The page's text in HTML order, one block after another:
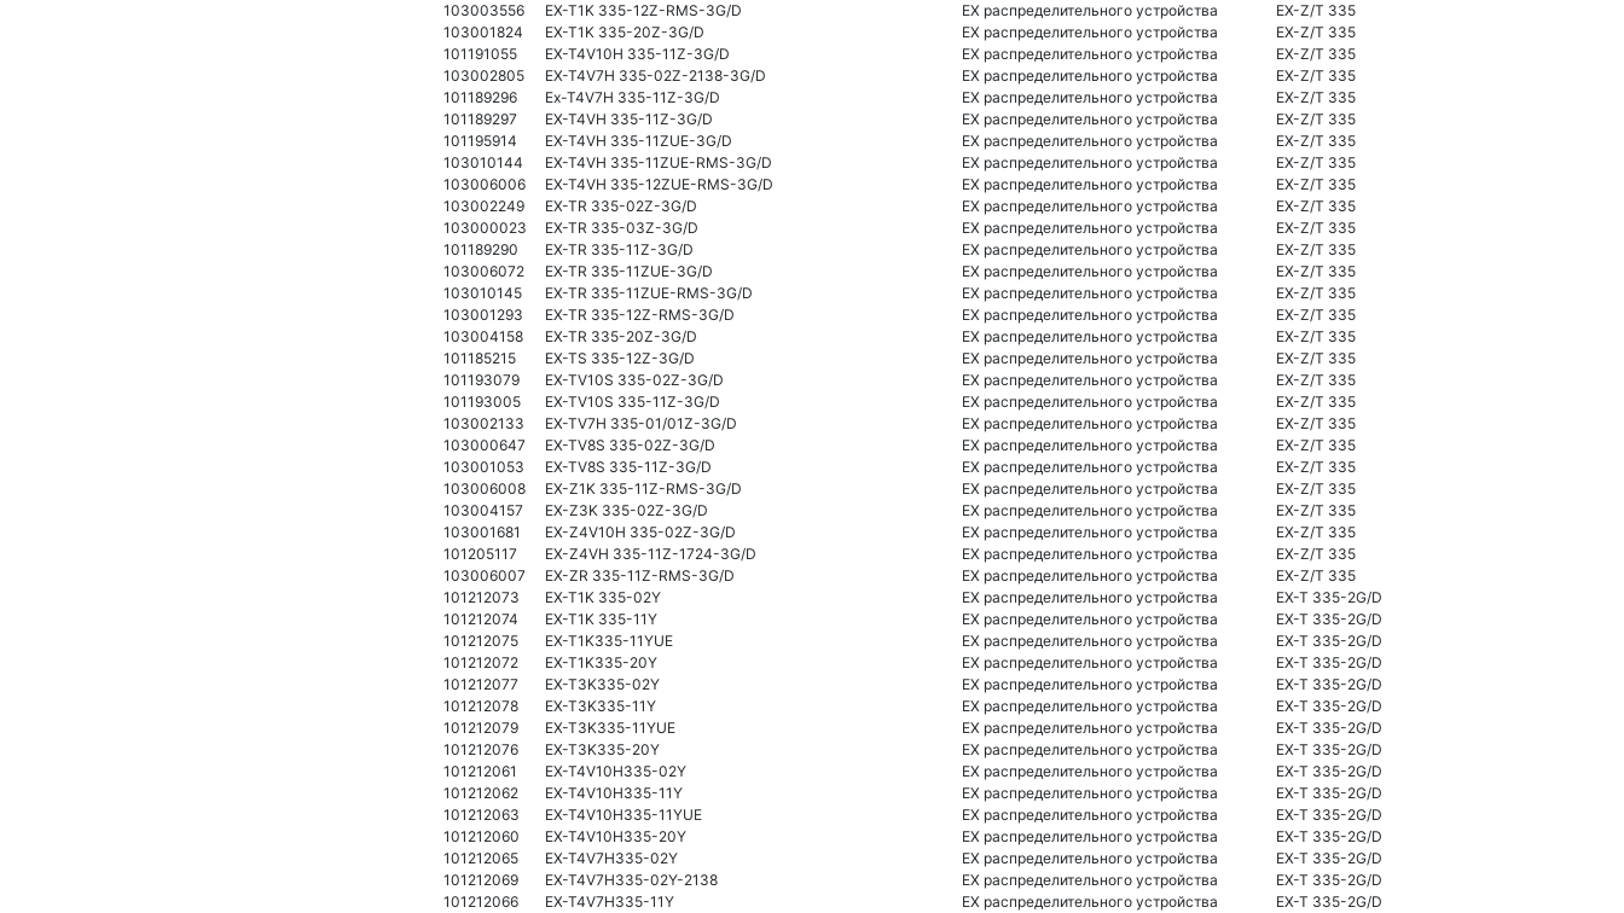
103003556
EX-T1K 335-12Z-RMS-3G/D EX распределительного устройства
EX-Z/T 335
103001824
EX-T1K 335-20Z-3G/D EX распределительного устройства
EX-Z/T 335
101191055
EX-T4V10H 335-11Z-3G/D EX распределительного устройства
EX-Z/T 335
103002805
EX-T4V7H 335-02Z-2138-3G/D EX распределительного устройства
EX-Z/T 335
101189296
Ex-T4V7H 335-11Z-3G/D EX распределительного устройства
EX-Z/T 335
101189297
EX-T4VH 335-11Z-3G/D EX распределительного устройства
EX-Z/T 335
101195914
EX-T4VH 335-11ZUE-3G/D EX распределительного устройства
EX-Z/T 335
103010144
EX-T4VH 335-11ZUE-RMS-3G/D EX распределительного устройства
EX-Z/T 335
103006006
EX-T4VH 335-12ZUE-RMS-3G/D EX распределительного устройства
EX-Z/T 335
103002249
EX-TR 335-02Z-3G/D EX распределительного устройства
EX-Z/T 335
103000023
EX-TR 335-03Z-3G/D EX распределительного устройства
EX-Z/T 335
101189290
EX-TR 335-11Z-3G/D EX распределительного устройства
EX-Z/T 335
103006072
EX-TR 335-11ZUE-3G/D EX распределительного устройства
EX-Z/T 335
103010145
EX-TR 335-11ZUE-RMS-3G/D EX распределительного устройства
EX-Z/T 335
103001293
EX-TR 335-12Z-RMS-3G/D EX распределительного устройства
EX-Z/T 335
103004158
EX-TR 335-20Z-3G/D EX распределительного устройства
EX-Z/T 335
101185215
EX-TS 335-12Z-3G/D EX распределительного устройства
EX-Z/T 335
101193079
EX-TV10S 335-02Z-3G/D EX распределительного устройства
EX-Z/T 335
101193005
EX-TV10S 335-11Z-3G/D EX распределительного устройства
EX-Z/T 335
103002133
EX-TV7H 335-01/01Z-3G/D EX распределительного устройства
EX-Z/T 335
103000647
EX-TV8S 335-02Z-3G/D EX распределительного устройства
EX-Z/T 335
103001053
EX-TV8S 335-11Z-3G/D EX распределительного устройства
EX-Z/T 335
103006008
EX-Z1K 335-11Z-RMS-3G/D EX распределительного устройства
EX-Z/T 335
103004157
EX-Z3K 335-02Z-3G/D EX распределительного устройства
EX-Z/T 335
103001681
EX-Z4V10H 335-02Z-3G/D EX распределительного устройства
EX-Z/T 335
101205117
EX-Z4VH 335-11Z-1724-3G/D EX распределительного устройства
EX-Z/T 335
103006007
EX-ZR 335-11Z-RMS-3G/D EX распределительного устройства
EX-Z/T 335
101212073
EX-T1K 335-02Y EX распределительного устройства
EX-T 335-2G/D
101212074
EX-T1K 335-11Y EX распределительного устройства
EX-T 335-2G/D
101212075
EX-T1K335-11YUE EX распределительного устройства
EX-T 335-2G/D
101212072
EX-T1K335-20Y EX распределительного устройства
EX-T 335-2G/D
101212077
EX-T3K335-02Y EX распределительного устройства
EX-T 335-2G/D
101212078
EX-T3K335-11Y EX распределительного устройства
EX-T 335-2G/D
101212079
EX-T3K335-11YUE EX распределительного устройства
EX-T 335-2G/D
101212076
EX-T3K335-20Y EX распределительного устройства
EX-T 335-2G/D
101212061
EX-T4V10H335-02Y EX распределительного устройства
EX-T 335-2G/D
101212062
EX-T4V10H335-11Y EX распределительного устройства
EX-T 335-2G/D
101212063
EX-T4V10H335-11YUE EX распределительного устройства
EX-T 335-2G/D
101212060
EX-T4V10H335-20Y EX распределительного устройства
EX-T 335-2G/D
101212065
EX-T4V7H335-02Y EX распределительного устройства
EX-T 335-2G/D
101212069
EX-T4V7H335-02Y-2138 EX распределительного устройства
EX-T 335-2G/D
101212066
EX-T4V7H335-11Y EX распределительного устройства
EX-T 335-2G/D